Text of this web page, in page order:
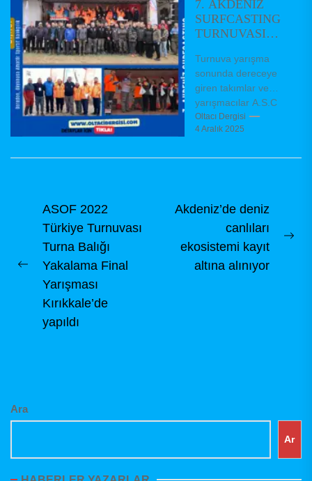
7. AKDENİZ
SURFCASTING
TURNUVASI
Turnuva yarışma
sonunda dereceye
giren takımlar ve
yarışmacılar A.S.C
Derneğimiz
tarafından Surf
Amatör ve Sportif
Oltacı Dergisi
4 Aralık 2025
Yazı
gezinmesi
Previous
ASOF 2022
Türkiye Turnuvası
Turna Balığı
Yakalama Final
Yarışması
Kırıkkale’de
yapıldı
Akdeniz’de deniz
canlıları
ekosistemi kayıt
altına alınıyor
Ara
Ar